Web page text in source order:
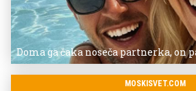
Doma ga čaka noseča partnerka, on
MOSKISVET.COM